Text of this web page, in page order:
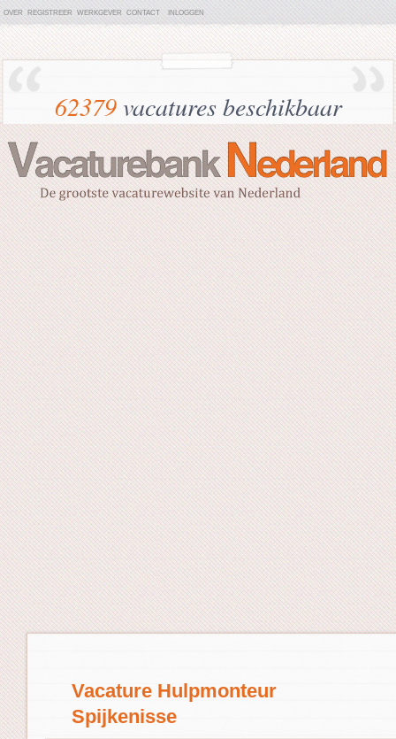
OVER REGISTREER WERKGEVER CONTACT INLOGGEN
62379vacatures beschikbaar
Vacature Hulpmonteur
Spijkenisse